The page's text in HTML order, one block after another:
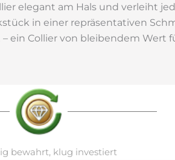
elegant am Hals und verleiht
in einer repräsentativen
ein Collier von bleibendem Wert
bewahrt, klug investiert